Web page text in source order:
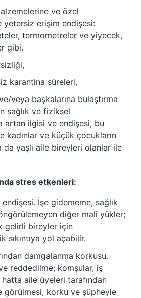
ve özel
yetersiz erişim endişesi:
termometreler ve yiyecek,
gibi.
karantina süreleri,
veya başkalarına bulaştırma
sağlık ve fiziksel
artan ilgisi ve endişesi, bu
kadınlar ve küçük çocukların
da yaşlı aile bireyleri olanlar ile
stres etkenleri:
endişesi. İşe gidememe, sağlık
diğer mali yükler;
gelirli bireyler için
sıkıntıya yol açabilir.
damgalanma korkusu.
reddedilme; komşular, iş
hatta aile üyeleri tarafından
görülmesi, korku ve şüpheyle